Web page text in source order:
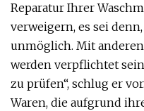
Reparatur Ihrer
verweigern, es sei
unmöglich. Mit
werden verpflichtet
zu prüfen“, schlug er
Waren, die aufgrund